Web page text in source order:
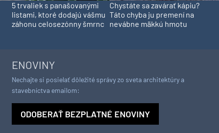
5 trvaliek s panašovanými
listami, ktoré dodajú vášmu
záhonu celosezónny šmrnc
Chystáte sa zavárať kápiu?
Táto chyba ju premení na
nevábne mäkkú hmotu
ENOVINY
Nechajte si posielať dôležité správy zo sveta architektúry a
stavebníctva emailom:
ODOBERAŤ BEZPLATNÉ ENOVINY